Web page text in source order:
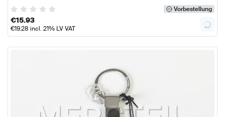
Vorbestellung
€15.93
€19.28 incl. 21% LV VAT